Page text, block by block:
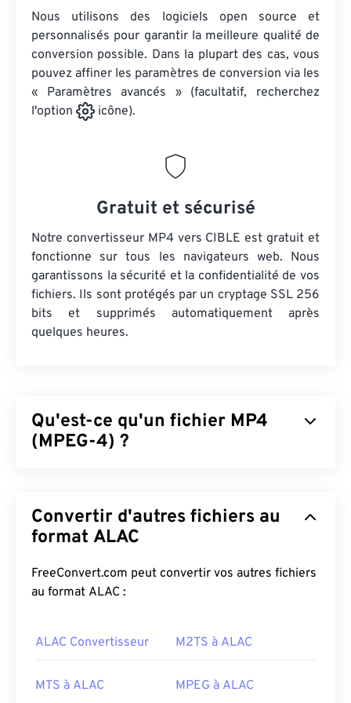
Nous utilisons des logiciels open source et
personnalisés pour garantir la meilleure qualité de
conversion possible. Dans la plupart des cas, vous
pouvez affiner les paramètres de conversion via les
« Paramètres avancés » (facultatif, recherchez
l'option
icône).
Gratuit et sécurisé
Notre convertisseur MP4 vers CIBLE est gratuit et
fonctionne sur tous les navigateurs web. Nous
garantissons la sécurité et la confidentialité de vos
fichiers. Ils sont protégés par un cryptage SSL 256
bits et supprimés automatiquement après
quelques heures.
Qu'est-ce qu'un fichier MP4
(MPEG-4) ?
généralement audio et vidéo. Compatible avec une
large gamme d'appareils et de systèmes
la taille des fichiers, ce qui permet de les gérer et
de les stocker facilement. C'est également un
considéré par beaucoup comme l'un des meilleurs
Convertir d'autres fichiers au
format ALAC
FreeConvert.com peut convertir vos autres fichiers
au format ALAC :
ALAC Convertisseur M2TS à ALAC
MTS à ALAC MPEG à ALAC